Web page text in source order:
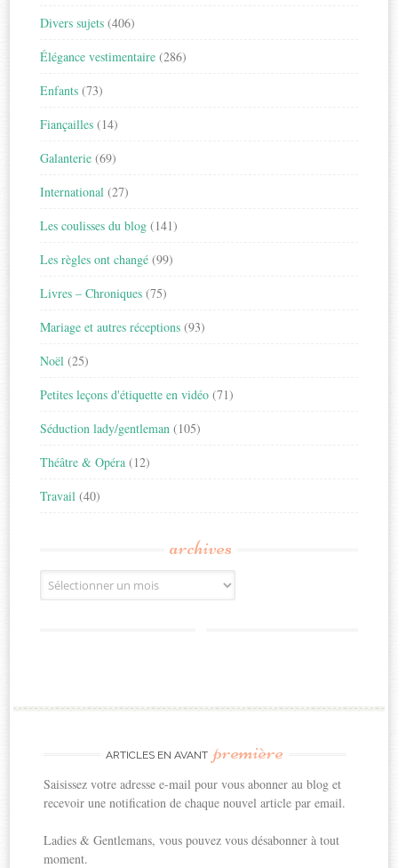
Divers sujets (406)
Élégance vestimentaire (286)
Enfants (73)
Fiançailles (14)
Galanterie (69)
International (27)
Les coulisses du blog (141)
Les règles ont changé (99)
Livres – Chroniques (75)
Mariage et autres réceptions (93)
Noël (25)
Petites leçons d'étiquette en vidéo (71)
Séduction lady/gentleman (105)
Théâtre & Opéra (12)
Travail (40)
archives
Archives
ARTICLES EN AVANT première
Saisissez votre adresse e-mail pour vous abonner au blog et
recevoir une notification de chaque nouvel article par email.
Ladies & Gentlemans, vous pouvez vous désabonner à tout
moment.